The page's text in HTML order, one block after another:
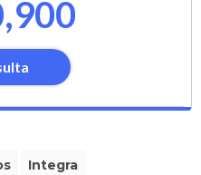
Integra